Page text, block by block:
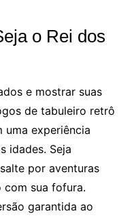
o Rei dos
e mostrar suas
de tabuleiro retrô
uma experiência
idades. Seja
por aventuras
com sua fofura.
garantida ao